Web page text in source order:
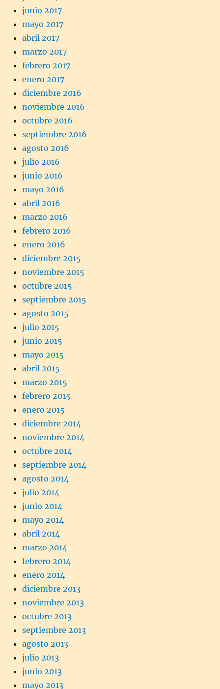
junio 2017
mayo 2017
abril 2017
marzo 2017
febrero 2017
enero 2017
diciembre 2016
noviembre 2016
octubre 2016
septiembre 2016
agosto 2016
julio 2016
junio 2016
mayo 2016
abril 2016
marzo 2016
febrero 2016
enero 2016
diciembre 2015
noviembre 2015
octubre 2015
septiembre 2015
agosto 2015
julio 2015
junio 2015
mayo 2015
abril 2015
marzo 2015
febrero 2015
enero 2015
diciembre 2014
noviembre 2014
octubre 2014
septiembre 2014
agosto 2014
julio 2014
junio 2014
mayo 2014
abril 2014
marzo 2014
febrero 2014
enero 2014
diciembre 2013
noviembre 2013
octubre 2013
septiembre 2013
agosto 2013
julio 2013
junio 2013
mayo 2013